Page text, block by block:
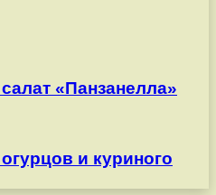
«Панзанелла»
и куриного